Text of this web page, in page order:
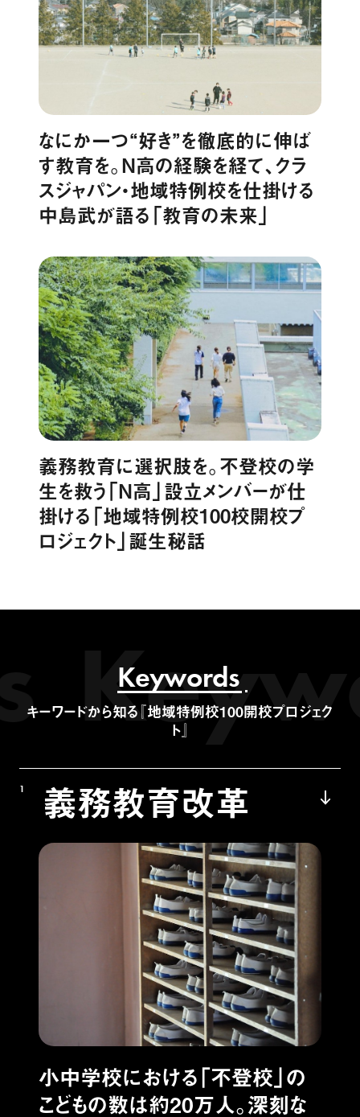
なにか一つ“好き”を徹底的に伸ば
す教育を。N高の経験を経て、クラ
スジャパン・地域特例校を仕掛ける
中島武が語る「教育の未来」
義務教育に選択肢を。不登校の学
生を救う「N高」設立メンバーが仕
掛ける「地域特例校100校開校プ
ロジェクト」誕生秘話
Keywords
キーワードから知る『地域特例校100開校プロジェク
ト』
1 義務教育改革
小中学校における「不登校」の
こどもの数は約20万人。深刻な